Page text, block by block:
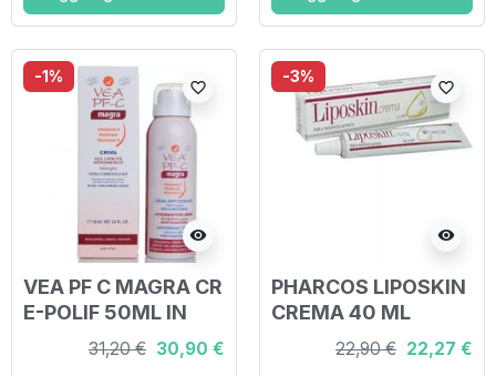
-1%
visibility
favorite_border
VEA PF C MAGRA CR
E-POLIF 50ML IN
BOMBOLETTA
AIRLESS
31,20 € 30,90 €
-3%
visibility
favorite_border
PHARCOS LIPOSKIN
CREMA 40 ML
22,90 € 22,27 €